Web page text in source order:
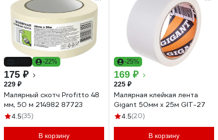
-22%
175 ₽
229 ₽
Малярный скотч Profitto 48
мм, 50 м 214982 87723
4.5(35)
В корзину
-25%
169 ₽
225 ₽
Малярная клейкая лента
Gigant 50мм x 25м GIT-27
4.5(20)
В корзину